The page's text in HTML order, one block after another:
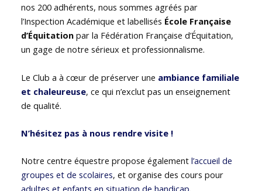
nos 200 adhérents, nous sommes agréés par
l’Inspection Académique et labellisés École Française
d’Équitation par la Fédération Française d’Équitation,
un gage de notre sérieux et professionnalisme.
Le Club a à cœur de préserver une ambiance familiale
et chaleureuse, ce qui n’exclut pas un enseignement
de qualité.
N’hésitez pas à nous rendre visite !
Notre centre équestre propose égalementl’accueil de
groupes et de scolaires, et organise des cours pour